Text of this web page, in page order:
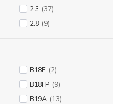
2.3 (37)
2.8 (9)
B18E (2)
B18FP (9)
B19A (13)